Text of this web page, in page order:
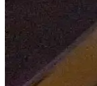
Apple'ın Mart 2026
Apple Akıllı Ev
Apple'ın akıllı ev
Google Assistant